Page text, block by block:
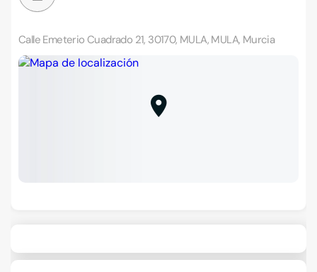
Calle Emeterio Cuadrado 21, 30170, MULA, MULA, Murcia